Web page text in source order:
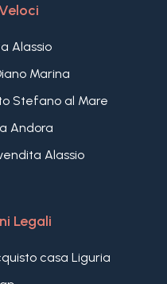
Alassio
Marina
Stefano al Mare
Andora
Alassio
Legali
casa Liguria